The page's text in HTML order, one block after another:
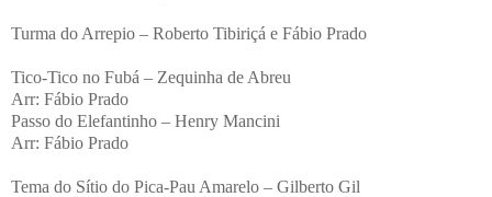
Turma do Arrepio – Roberto Tibiriçá e Fábio Prado
Tico-Tico no Fubá – Zequinha de Abreu
Arr: Fábio Prado
Passo do Elefantinho – Henry Mancini
Arr: Fábio Prado
Tema do Sítio do Pica-Pau Amarelo – Gilberto Gil